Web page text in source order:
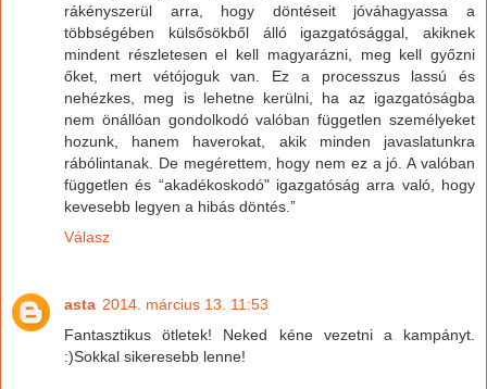
rákényszerül arra, hogy döntéseit jóváhagyassa a
többségében külsősökből álló igazgatósággal, akiknek
mindent részletesen el kell magyarázni, meg kell győzni
őket, mert vétójoguk van. Ez a processzus lassú és
nehézkes, meg is lehetne kerülni, ha az igazgatóságba
nem önállóan gondolkodó valóban független személyeket
hozunk, hanem haverokat, akik minden javaslatunkra
rábólintanak. De megérettem, hogy nem ez a jó. A valóban
független és “akadékoskodó" igazgatóság arra való, hogy
kevesebb legyen a hibás döntés.”
Válasz
asta 2014. március 13. 11:53
Fantasztikus ötletek! Neked kéne vezetni a kampányt.
:)Sokkal sikeresebb lenne!